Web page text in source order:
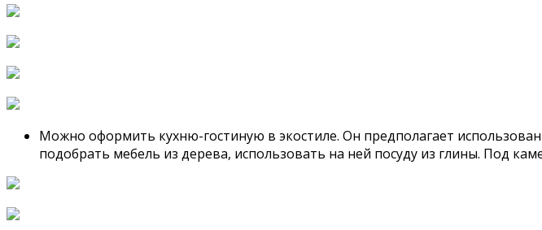
Можно оформить кухню-гостиную в экостиле. Он предполагает
подобрать мебель из дерева, использовать на ней посуду из глины. Под